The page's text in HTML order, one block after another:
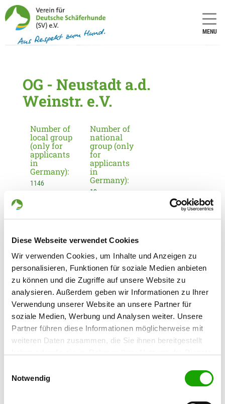
Diese Webseite verwendet Cookies
Wir verwenden Cookies, um Inhalte und Anzeigen zu
personalisieren, Funktionen für soziale Medien anbieten
zu können und die Zugriffe auf unsere Website zu
analysieren. Außerdem geben wir Informationen zu Ihrer
Verwendung unserer Website an unsere Partner für
soziale Medien, Werbung und Analysen weiter. Unsere
Partner führen diese Informationen möglicherweise mit
weiteren Daten zusammen, die Sie ihnen bereitgestellt
Cookies, wenn Sie unsere Webseite weiterhin nutzen.
Notwendig
MENU
OG - Neustadt a.d.
Weinstr. e.V.
Number of
local group
(only for
applicants
in
Germany):
1146
Number of
national
group (only
for
applicants
in
Germany):
10
Information about the local group
Contact:
Marion Knoll
Gartenstr. 41
67466 Lambrecht
Training ground:
Nachtweide 11
67433 Neustadt
Handy:
0176 20256787
schaeferhundevereinOGNeustadt@gmx.net